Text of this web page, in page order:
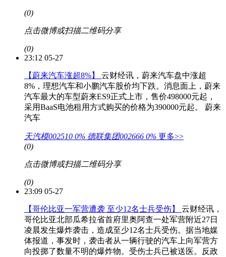
(0)
点击微博或扫描二维码分享
(0)
23:12 05-27
【蔚来汽车涨超8%】 云财经讯，蔚来汽车盘中涨超
8%，理想汽车和小鹏汽车股价均下跌。消息面上，蔚来
汽车最大的车型蔚来ES9正式上市，售价498000元起，
采用BaaS电池租用方式购买的价格为390000元起。
蔚来
汽车
天汽模002510 0% 德联集团002666 0% 更多>>
(0)
点击微博或扫描二维码分享
(0)
23:09 05-27
【哥伦比亚一军营遭袭 至少12名士兵受伤】 云财经讯，
哥伦比亚北部瓜希拉省首府里奥阿查一处军营附近27日
凌晨发生爆炸袭击，造成至少12名士兵受伤。据当地媒
体报道，事发时，袭击者从一辆行驶的汽车上向军营方
向投掷了数量不明的爆炸物。受伤士兵已被送医。反政